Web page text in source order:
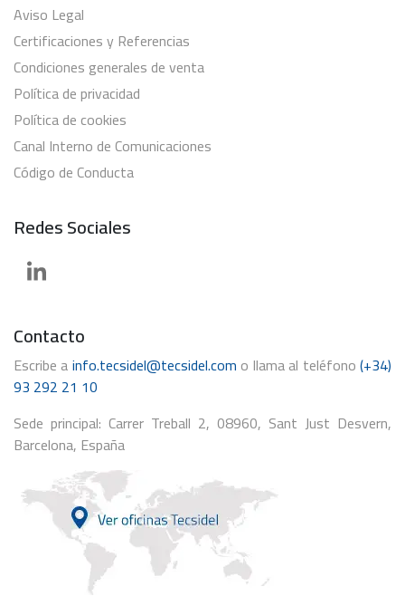
Aviso Legal
Certificaciones y Referencias
Condiciones generales de venta
Política de privacidad
Política de cookies
Canal Interno de Comunicaciones
Código de Conducta
Redes Sociales
Contacto
Escribe ainfo.tecsidel@tecsidel.com o llama al teléfono(+34)
93 292 21 10
Sede principal: Carrer Treball 2, 08960, Sant Just Desvern,
Barcelona, España